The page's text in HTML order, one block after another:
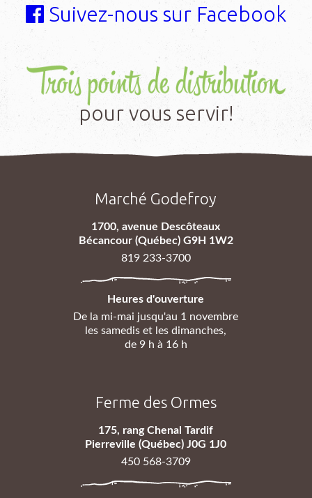
Suivez-nous sur Facebook
pour vous servir!
Marché Godefroy
1700, avenue Descôteaux
Bécancour (Québec) G9H 1W2
819 233-3700
Heures d'ouverture
De la mi-mai jusqu'au 1 novembre
les samedis et les dimanches,
de 9 h à 16 h
Ferme des Ormes
175, rang Chenal Tardif
Pierreville (Québec) J0G 1J0
450 568-3709